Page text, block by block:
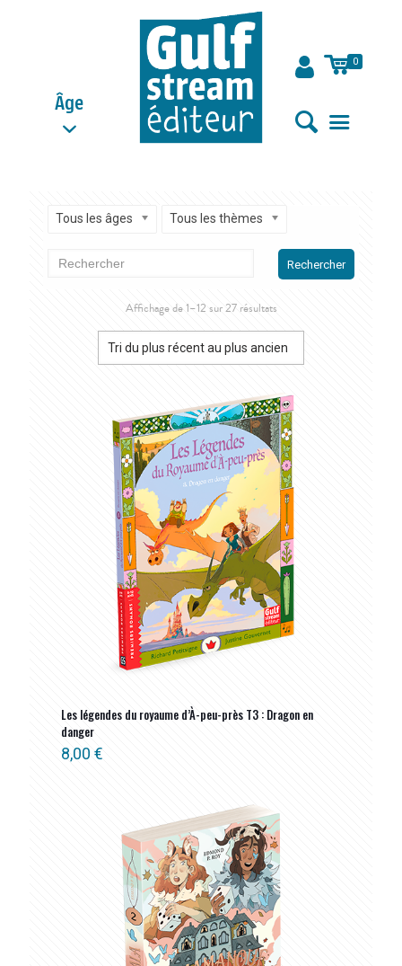
Âge
0
Tous les âges Tous les thèmes
Rechercher
Affichage de 1–12 sur 27 résultatsTrié
plus
plus
ancien
Les légendes du royaume d’À-peu-près T3 : Dragon en
danger
8,00 €